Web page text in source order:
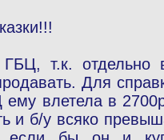
т.к. отдельно
Для
ему влетела в
и б/у всяко